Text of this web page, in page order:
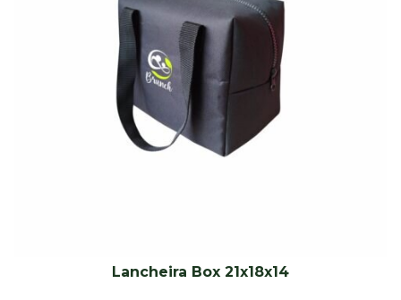
Lancheira Box 21x18x14